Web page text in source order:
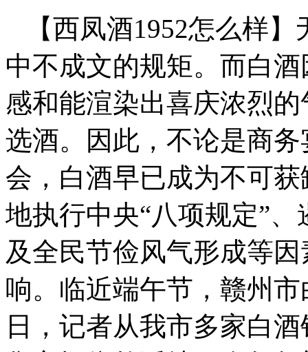
【西凤酒1952怎么样】
中不成文的规矩。而白
感和能渲染出喜庆浓烈
选酒。因此，不论是商
会，白酒早已成为不可
地执行中央“八项规定”
及全民节俭风气形成等
响。临近端午节，赣州
日，记者从我市多家白